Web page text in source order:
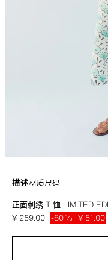
描述材质尺码
主要面料采用棉纺 T 恤。圆
本白 7484/900/712
正面刺绣 T 恤 LIMITED
¥ 259.00 -80% ¥ 51.00